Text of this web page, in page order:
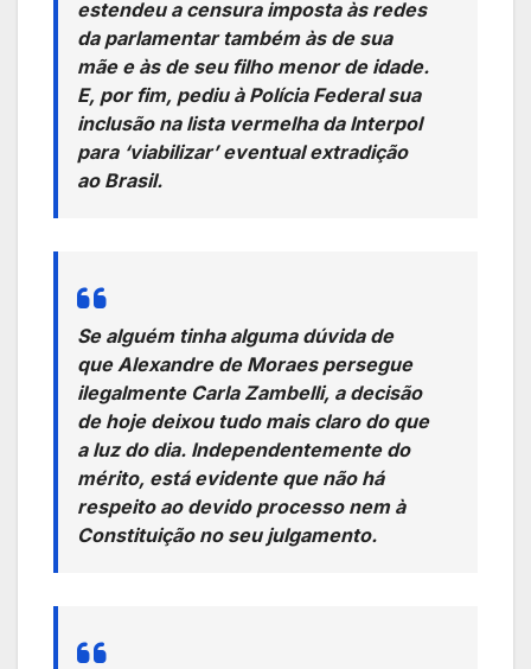
estendeu a censura imposta às redes
da parlamentar também às de sua
mãe e às de seu filho menor de idade.
E, por fim, pediu à Polícia Federal sua
inclusão na lista vermelha da Interpol
para ‘viabilizar’ eventual extradição
ao Brasil.
Se alguém tinha alguma dúvida de
que Alexandre de Moraes persegue
ilegalmente Carla Zambelli, a decisão
de hoje deixou tudo mais claro do que
a luz do dia. Independentemente do
mérito, está evidente que não há
respeito ao devido processo nem à
Constituição no seu julgamento.